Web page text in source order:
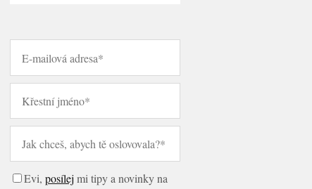
Evi, posílej mi tipy a novinky na